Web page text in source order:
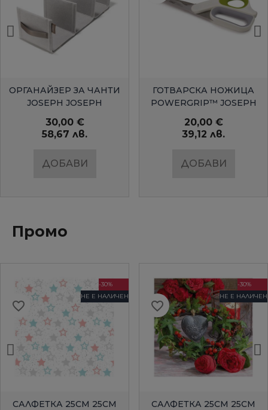
БЪРЗ ПРЕГЛЕД
ОРГАНАЙЗЕР ЗА ЧАНТИ
JOSEPH JOSEPH
30,00 €
58,67 лв.
ДОБАВИ
БЪРЗ ПРЕГЛЕД
ГОТВАРСКА НОЖИЦА
POWERGRIP™ JOSEPH
20,00 €
39,12 лв.
ДОБАВИ
Промо
БЪРЗ ПРЕГЛЕД
-30%
НЕ Е НАЛИЧЕН
САЛФЕТКА 25СМ 25СМ
favorite_border
БЪРЗ ПРЕГЛЕД
-30%
НЕ Е НАЛИЧЕН
САЛФЕТКА 25СМ 25СМ
favorite_border